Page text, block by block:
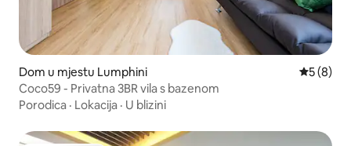
Dom u mjestu Lumphini
5 (8)
Coco59 - Privatna 3BR vila s bazenom
Porodica · Lokacija · U blizini